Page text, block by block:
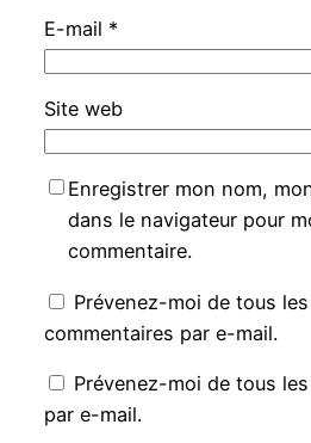
E-mail *
Site web
Enregistrer mon nom,
dans le navigateur pour
commentaire.
Prévenez-moi de tous
commentaires par e-mail.
Prévenez-moi de tous
par e-mail.